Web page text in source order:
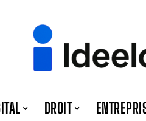
DROIT